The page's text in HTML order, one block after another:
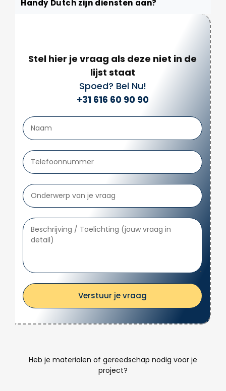
Handy Dutch zijn diensten aan?
Stel hier je vraag als deze niet in de
lijst staat
Spoed? Bel Nu!
+31 616 60 90 90
Verstuur je vraag
Heb je materialen of gereedschap nodig voor je
project?